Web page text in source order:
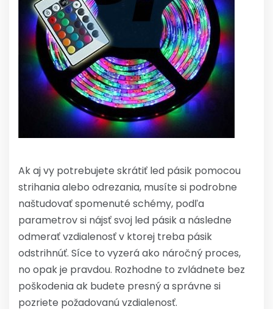
Ak aj vy potrebujete skrátiť led pásik pomocou
strihania alebo odrezania, musíte si podrobne
naštudovať spomenuté schémy, podľa
parametrov si nájsť svoj led pásik a následne
odmerať vzdialenosť v ktorej treba pásik
odstrihnúť. Síce to vyzerá ako náročný proces,
no opak je pravdou. Rozhodne to zvládnete bez
poškodenia ak budete presný a správne si
pozriete požadovanú vzdialenosť.